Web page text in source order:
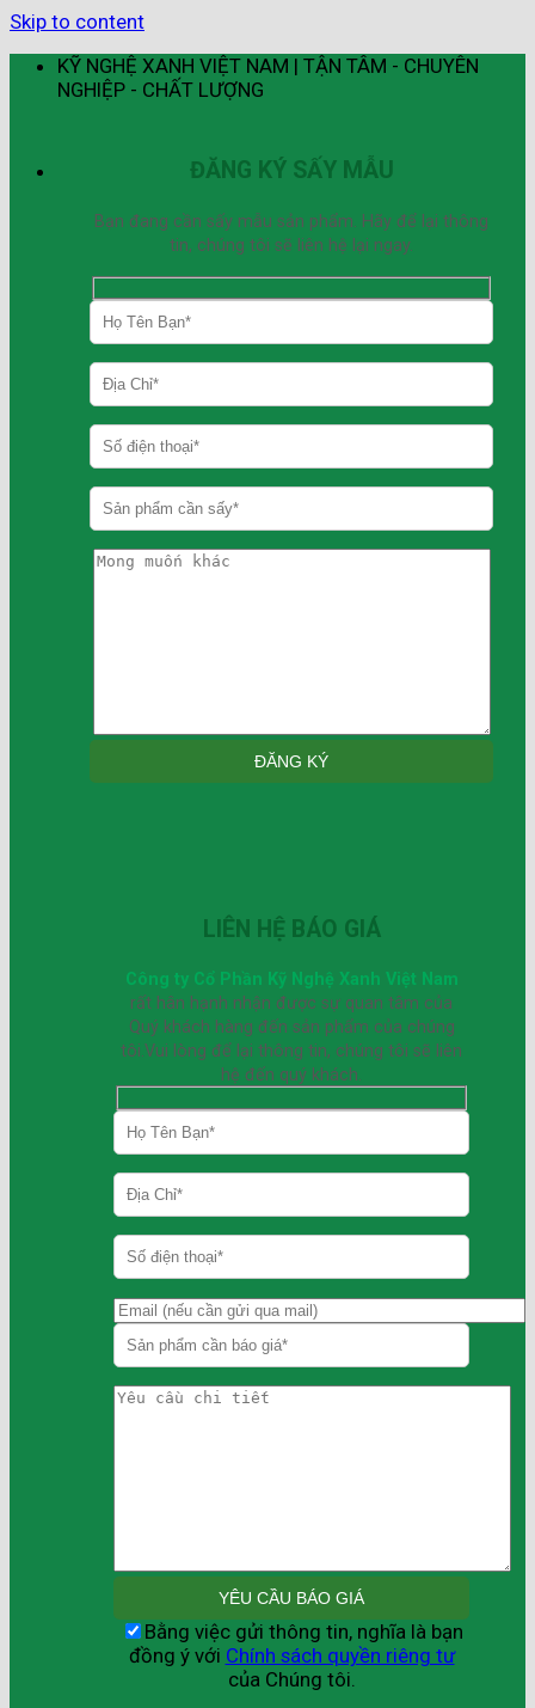
Skip to content
KỸ NGHỆ XANH VIỆT NAM | TẬN TÂM - CHUYÊN
NGHIỆP - CHẤT LƯỢNG
ĐĂNG KÝ SẤY MẪU
Bạn đang cần sấy mẫu sản phẩm. Hãy để lại thông
tin, chúng tôi sẽ liên hệ lại ngay.
LIÊN HỆ BÁO GIÁ
Công ty Cổ Phần Kỹ Nghệ Xanh Việt Nam
rất hân hạnh nhận được sự quan tâm của
Quý khách hàng đến sản phẩm của chúng
tôi.Vui lòng để lại thông tin, chúng tôi sẽ liên
hệ đến quý khách.
Bằng việc gửi thông tin, nghĩa là bạn
đồng ý với Chính sách quyền riêng tư
của Chúng tôi.